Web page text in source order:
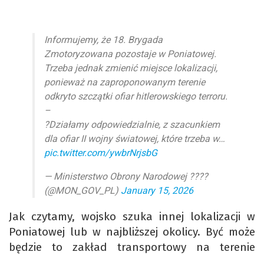
Informujemy, że 18. Brygada
Zmotoryzowana pozostaje w Poniatowej.
Trzeba jednak zmienić miejsce lokalizacji,
ponieważ na zaproponowanym terenie
odkryto szczątki ofiar hitlerowskiego terroru.
–
?Działamy odpowiedzialnie, z szacunkiem
dla ofiar II wojny światowej, które trzeba w…
pic.twitter.com/ywbrNrjsbG
— Ministerstwo Obrony Narodowej ????
(@MON_GOV_PL) January 15, 2026
Jak czytamy, wojsko szuka innej lokalizacji w
Poniatowej lub w najbliższej okolicy. Być może
będzie to zakład transportowy na terenie